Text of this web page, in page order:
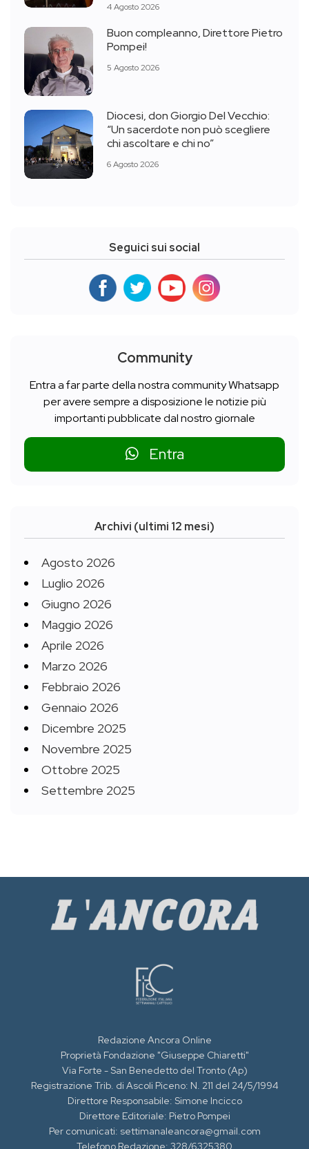
4 Agosto 2026
Buon compleanno, Direttore Pietro
Pompei!
5 Agosto 2026
Diocesi, don Giorgio Del Vecchio:
“Un sacerdote non può scegliere
chi ascoltare e chi no”
6 Agosto 2026
Seguici sui social
Community
Entra a far parte della nostra community Whatsapp
per avere sempre a disposizione le notizie più
importanti pubblicate dal nostro giornale
Entra
Archivi (ultimi 12 mesi)
Agosto 2026
Luglio 2026
Giugno 2026
Maggio 2026
Aprile 2026
Marzo 2026
Febbraio 2026
Gennaio 2026
Dicembre 2025
Novembre 2025
Ottobre 2025
Settembre 2025
Redazione Ancora Online
Proprietà Fondazione "Giuseppe Chiaretti"
Via Forte - San Benedetto del Tronto (Ap)
Registrazione Trib. di Ascoli Piceno: N. 211 del 24/5/1994
Direttore Responsabile: Simone Incicco
Direttore Editoriale: Pietro Pompei
Per comunicati: settimanaleancora@gmail.com
Telefono Redazione: 328/6325380